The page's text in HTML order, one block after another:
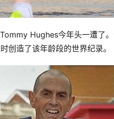
Hughes今年头一遭了
创造了该年龄段的世界纪录。